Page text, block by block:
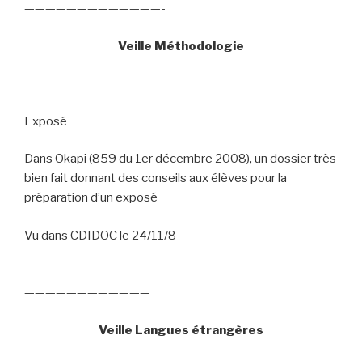
—————————————-
Veille Méthodologie
Exposé
Dans Okapi (859 du 1er décembre 2008), un dossier très
bien fait donnant des conseils aux élèves pour la
préparation d’un exposé
Vu dans CDIDOC le 24/11/8
—————————————————————————————
————————————
Veille Langues étrangères